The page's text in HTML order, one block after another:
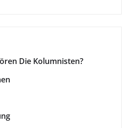
Die Kolumnisten?